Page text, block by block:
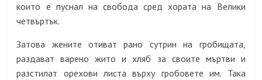
които е пуснал на свобода сред хората на Велики
четвъртък.
Затова жените отиват рано сутрин на гробищата,
раздават варено жито и хляб за своите мъртви и
разстилат орехови листа върху гробовете им. Така